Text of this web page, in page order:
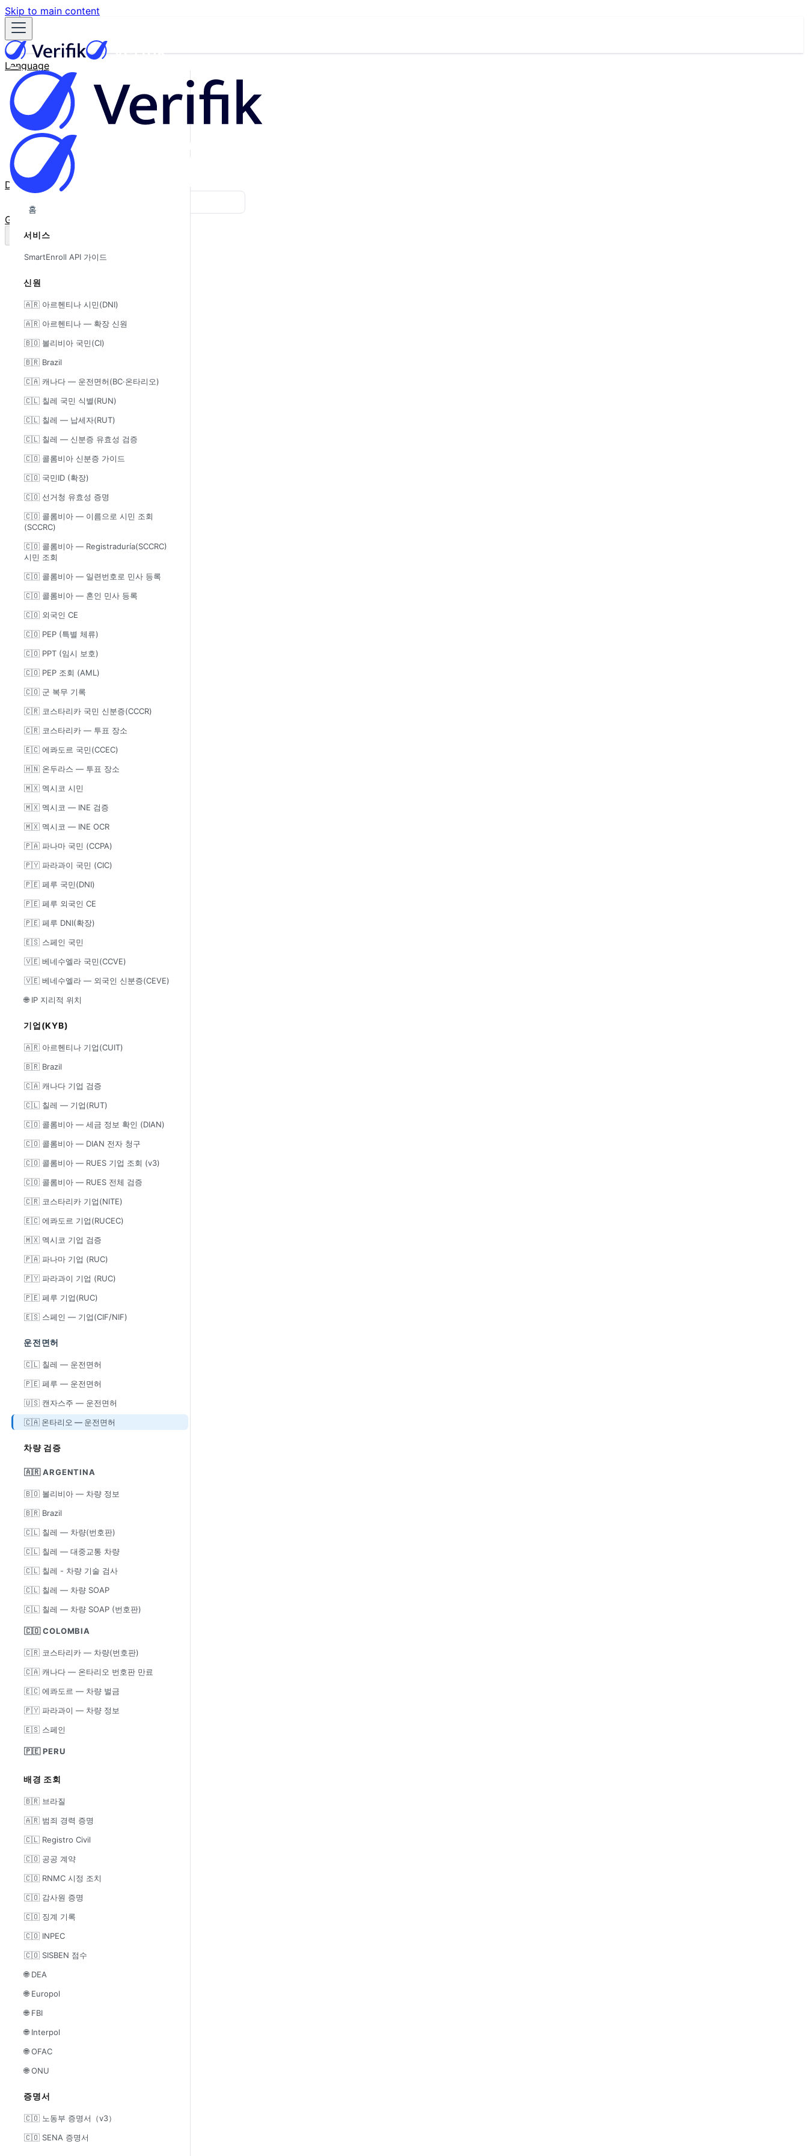
Skip to main content
Language
English
Español
Français
Português
한국어
日本語
中文
Docs
GitHub
홈
서비스
SmartEnroll API 가이드
신원
🇦🇷 아르헨티나 시민(DNI)
🇦🇷 아르헨티나 — 확장 신원
🇧🇴 볼리비아 국민(CI)
🇧🇷 Brazil
🇨🇦 캐나다 — 운전면허(BC·온타리오)
🇨🇱 칠레 국민 식별(RUN)
🇨🇱 칠레 — 납세자(RUT)
🇨🇱 칠레 — 신분증 유효성 검증
🇨🇴 콜롬비아 신분증 가이드
🇨🇴 국민ID (확장)
🇨🇴 선거청 유효성 증명
🇨🇴 콜롬비아 — 이름으로 시민 조회
(SCCRC)
🇨🇴 콜롬비아 — Registraduría(SCCRC)
시민 조회
🇨🇴 콜롬비아 — 일련번호로 민사 등록
🇨🇴 콜롬비아 — 혼인 민사 등록
🇨🇴 외국인 CE
🇨🇴 PEP (특별 체류)
🇨🇴 PPT (임시 보호)
🇨🇴 PEP 조회 (AML)
🇨🇴 군 복무 기록
🇨🇷 코스타리카 국민 신분증(CCCR)
🇨🇷 코스타리카 — 투표 장소
🇪🇨 에콰도르 국민(CCEC)
🇭🇳 온두라스 — 투표 장소
🇲🇽 멕시코 시민
🇲🇽 멕시코 — INE 검증
🇲🇽 멕시코 — INE OCR
🇵🇦 파나마 국민 (CCPA)
🇵🇾 파라과이 국민 (CIC)
🇵🇪 페루 국민(DNI)
🇵🇪 페루 외국인 CE
🇵🇪 페루 DNI(확장)
🇪🇸 스페인 국민
🇻🇪 베네수엘라 국민(CCVE)
🇻🇪 베네수엘라 — 외국인 신분증(CEVE)
🌐 IP 지리적 위치
기업(KYB)
🇦🇷 아르헨티나 기업(CUIT)
🇧🇷 Brazil
🇨🇦 캐나다 기업 검증
🇨🇱 칠레 — 기업(RUT)
🇨🇴 콜롬비아 — 세금 정보 확인 (DIAN)
🇨🇴 콜롬비아 — DIAN 전자 청구
🇨🇴 콜롬비아 — RUES 기업 조회 (v3)
🇨🇴 콜롬비아 — RUES 전체 검증
🇨🇷 코스타리카 기업(NITE)
🇪🇨 에콰도르 기업(RUCEC)
🇲🇽 멕시코 기업 검증
🇵🇦 파나마 기업 (RUC)
🇵🇾 파라과이 기업 (RUC)
🇵🇪 페루 기업(RUC)
🇪🇸 스페인 — 기업(CIF/NIF)
운전면허
🇨🇱 칠레 — 운전면허
🇵🇪 페루 — 운전면허
🇺🇸 캔자스주 — 운전면허
🇨🇦 온타리오 — 운전면허
차량 검증
🇦🇷 ARGENTINA
🇧🇴 볼리비아 — 차량 정보
🇧🇷 Brazil
🇨🇱 칠레 — 차량(번호판)
🇨🇱 칠레 — 대중교통 차량
🇨🇱 칠레 - 차량 기술 검사
🇨🇱 칠레 — 차량 SOAP
🇨🇱 칠레 — 차량 SOAP (번호판)
🇨🇴 COLOMBIA
🇨🇷 코스타리카 — 차량(번호판)
🇨🇦 캐나다 — 온타리오 번호판 만료
🇪🇨 에콰도르 — 차량 벌금
🇵🇾 파라과이 — 차량 정보
🇪🇸 스페인
🇵🇪 PERU
배경 조회
🇧🇷 브라질
🇦🇷 범죄 경력 증명
🇨🇱 Registro Civil
🇨🇴 공공 계약
🇨🇴 RNMC 시정 조치
🇨🇴 감사원 증명
🇨🇴 징계 기록
🇨🇴 INPEC
🇨🇴 SISBEN 점수
🌐 DEA
🌐 Europol
🌐 FBI
🌐 Interpol
🌐 OFAC
🌐 ONU
증명서
🇨🇴 노동부 증명서（v3）
🇨🇴 SENA 증명서